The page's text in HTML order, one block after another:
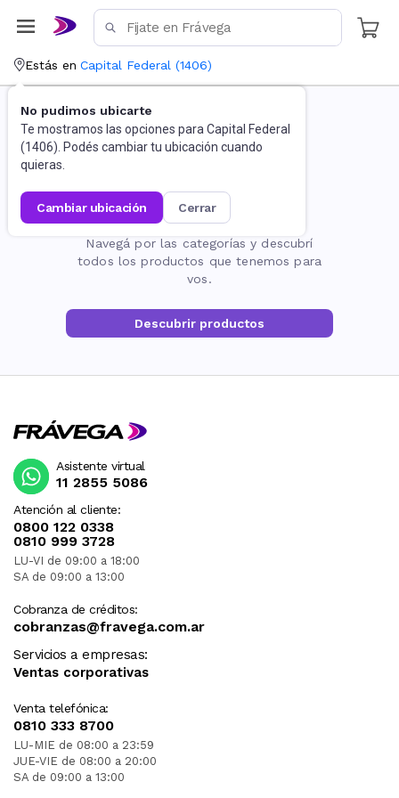
Estás en Capital Federal (1406)
No pudimos ubicarte
Te mostramos las opciones para Capital Federal
(1406). Podés cambiar tu ubicación cuando
quieras.
cambiar ubicación cerrar
La página no existe
Navegá por las categorías y descubrí
todos los productos que tenemos para
vos.
Descubrir productos
Atención al cliente:
0800 122 0338
0810 999 3728
LU-VI de 09:00 a 18:00
SA de 09:00 a 13:00
Cobranza de créditos:
cobranzas@fravega.com.ar
Servicios a empresas:
Ventas corporativas
Venta telefónica:
0810 333 8700
LU-MIE de 08:00 a 23:59
JUE-VIE de 08:00 a 20:00
SA de 09:00 a 13:00
Asistente virtual
11 2855 5086